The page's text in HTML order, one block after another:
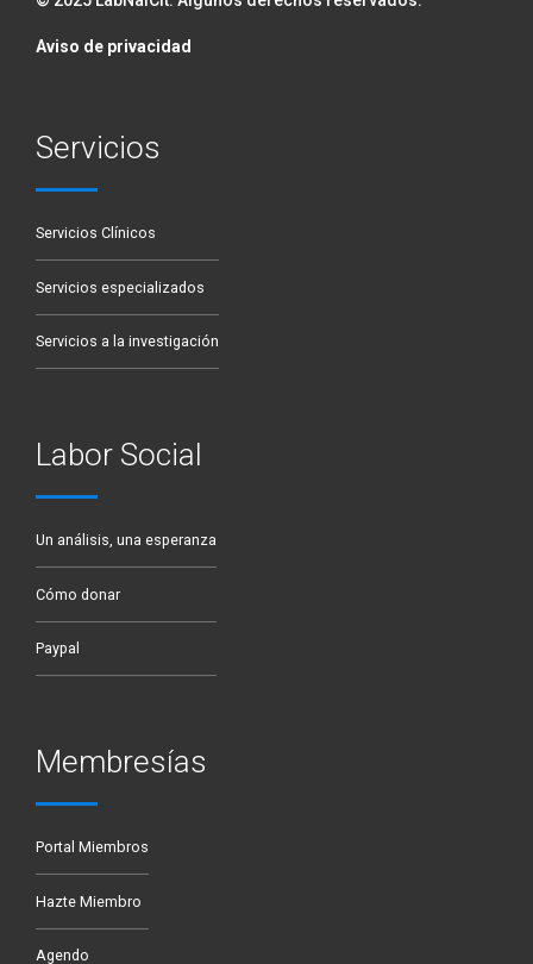
Aviso de privacidad
Servicios
Servicios Clínicos
Servicios especializados
Servicios a la investigación
Labor Social
Un análisis, una esperanza
Cómo donar
Paypal
Membresías
Portal Miembros
Hazte Miembro
Agendo